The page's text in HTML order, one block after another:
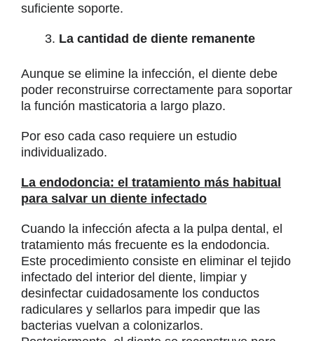
suficiente soporte.
La cantidad de diente remanente
Aunque se elimine la infección, el diente debe
poder reconstruirse correctamente para soportar
la función masticatoria a largo plazo.
Por eso cada caso requiere un estudio
individualizado.
La endodoncia: el tratamiento más habitual
para salvar un diente infectado
Cuando la infección afecta a la pulpa dental, el
tratamiento más frecuente es la endodoncia.
Este procedimiento consiste en eliminar el tejido
infectado del interior del diente, limpiar y
desinfectar cuidadosamente los conductos
radiculares y sellarlos para impedir que las
bacterias vuelvan a colonizarlos.